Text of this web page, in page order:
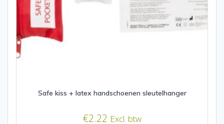
Safe kiss + latex handschoenen sleutelhanger
€2.22 Excl. btw